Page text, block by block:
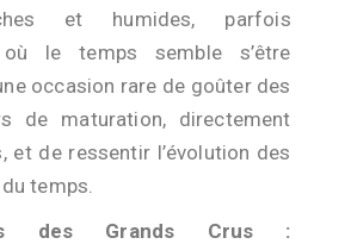
et humides, parfois
où le temps semble s’être
occasion rare de goûter des
de maturation, directement
et de ressentir l’évolution des
temps.
des Grands Crus :